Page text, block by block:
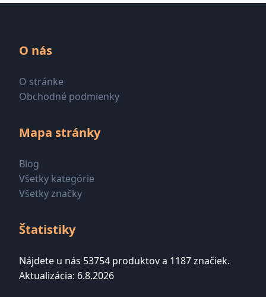
O nás
O stránke
Obchodné podmienky
Mapa stránky
Blog
Všetky kategórie
Všetky značky
Štatistiky
Nájdete u nás 53754 produktov a 1187 značiek.
Aktualizácia: 6.8.2026